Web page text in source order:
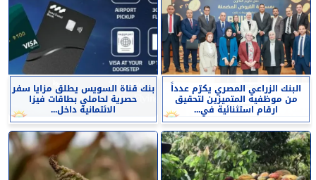
البنك الزراعي المصري يكرّم عدداً
من موظفيه المتميزين لتحقيق
ارقام استثنائية في...
بنك قناة السويس يطلق مزايا سفر
حصرية لحاملي بطاقات فيزا
الائتمانية داخل...